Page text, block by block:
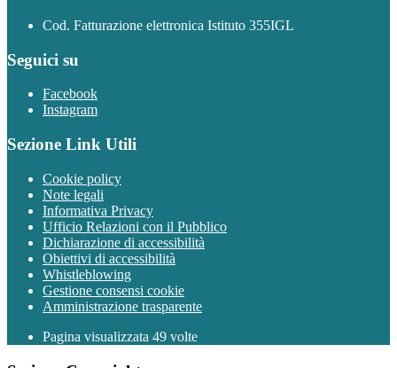
Cod. Fatturazione elettronica Istituto 355IGL
Seguici su
Facebook
Instagram
Sezione Link Utili
Cookie policy
Note legali
Informativa Privacy
Ufficio Relazioni con il Pubblico
Dichiarazione di accessibilità
Obiettivi di accessibilità
Whistleblowing
Gestione consensi cookie
Amministrazione trasparente
Pagina visualizzata 49 volte